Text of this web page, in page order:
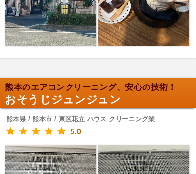
熊本のエアコンクリーニング、安心の技術！
おそうじジュンジュン
熊本県 / 熊本市 / 東区花立 ハウス クリーニング業
5.0